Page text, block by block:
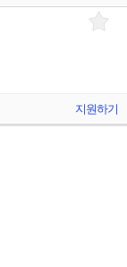
지원하기